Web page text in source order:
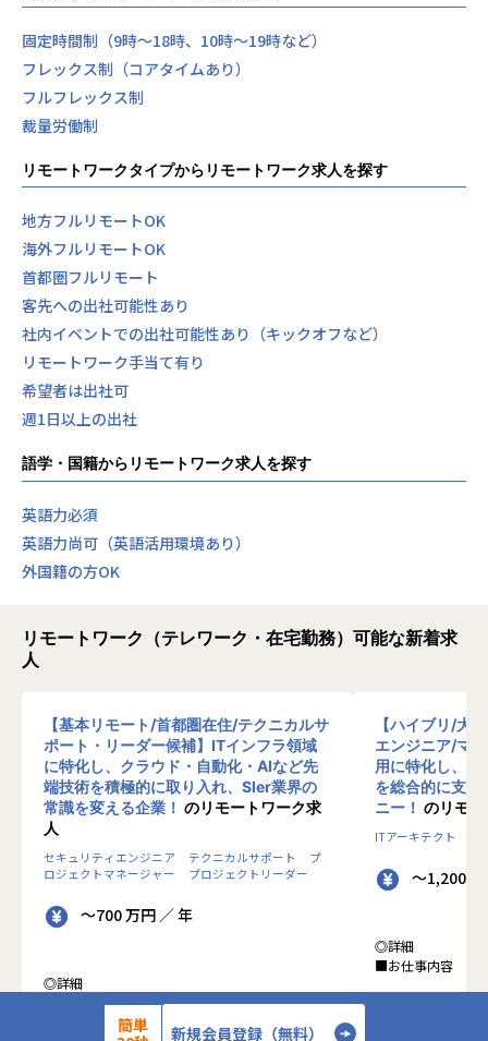
固定時間制（9時～18時、10時～19時など）
フレックス制（コアタイムあり）
フルフレックス制
裁量労働制
リモートワークタイプからリモートワーク求人を探す
地方フルリモートOK
海外フルリモートOK
首都圏フルリモート
客先への出社可能性あり
社内イベントでの出社可能性あり（キックオフなど）
リモートワーク手当て有り
希望者は出社可
週1日以上の出社
語学・国籍からリモートワーク求人を探す
英語力必須
英語力尚可（英語活用環境あり）
外国籍の方OK
リモートワーク（テレワーク・在宅勤務）可能な新着求
人
【基本リモート/首都圏在住/テクニカルサ
ポート・リーダー候補】ITインフラ領域
に特化し、クラウド・自動化・AIなど先
端技術を積極的に取り入れ、SIer業界の
常識を変える企業！ のリモートワーク求
人
セキュリティエンジニア テクニカルサポート
プ
ロジェクトマネージャー
プロジェクトリーダー
～700 万円 ／ 年
◎詳細
■業務内容
0-WANでは、ゼロトラストの考え方を用いた新
【ハイブリ/大
エンジニア/マ
用に特化し、
を総合的に支援
ニー！ のリモ
ITアーキテクト
～1,200
◎詳細
■お仕事内容
簡単
新規会員登録（無料）